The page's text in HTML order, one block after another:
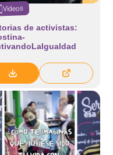
Videos
de activistas: